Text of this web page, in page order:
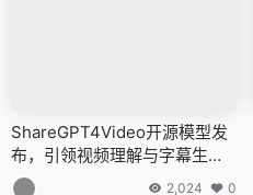
ShareGPT4Video开源模型发
布，引领视频理解与字幕生成
新纪元
2,024 0